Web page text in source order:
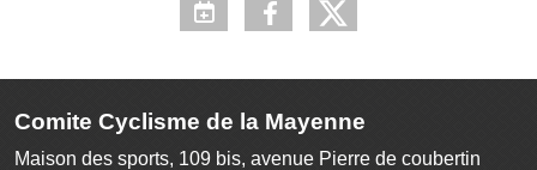
Comite Cyclisme de la Mayenne
Maison des sports, 109 bis, avenue Pierre de coubertin